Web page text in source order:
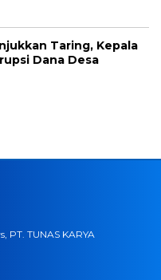
Taring, Kepala
Dana Desa
PT. TUNAS KARYA